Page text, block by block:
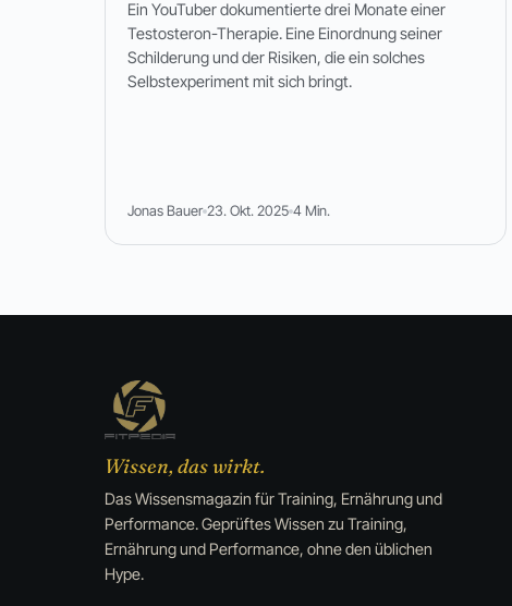
Ein YouTuber dokumentierte drei Monate einer
Testosteron-Therapie. Eine Einordnung seiner
Schilderung und der Risiken, die ein solches
Selbstexperiment mit sich bringt.
Jonas Bauer 23. Okt. 2025 4 Min.
Wissen, das wirkt.
Das Wissensmagazin für Training, Ernährung und
Performance. Geprüftes Wissen zu Training,
Ernährung und Performance, ohne den üblichen
Hype.